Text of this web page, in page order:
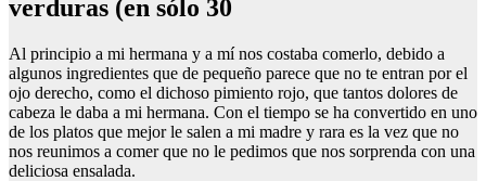
verduras (en sólo 30
Al principio a mi hermana y a mí nos costaba comerlo, debido a
algunos ingredientes que de pequeño parece que no te entran por el
ojo derecho, como el dichoso pimiento rojo, que tantos dolores de
cabeza le daba a mi hermana. Con el tiempo se ha convertido en uno
de los platos que mejor le salen a mi madre y rara es la vez que no
nos reunimos a comer que no le pedimos que nos sorprenda con una
deliciosa ensalada.